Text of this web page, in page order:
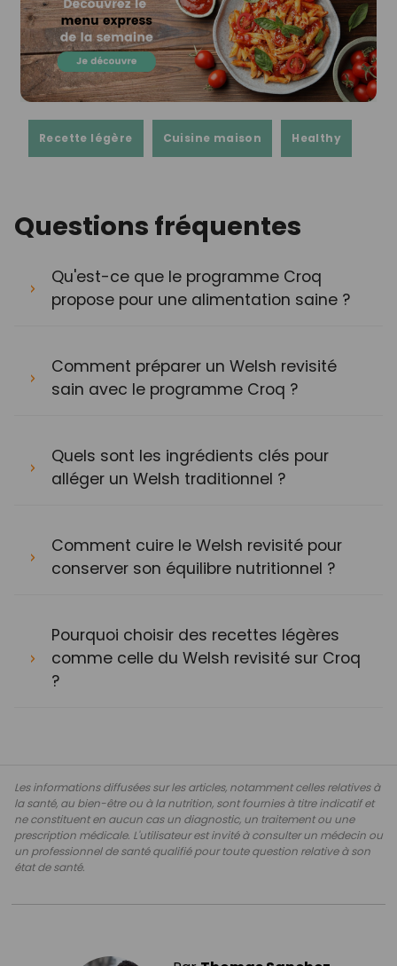
Recette légère Cuisine maison Healthy
Questions fréquentes
Qu'est-ce que le programme Croq
propose pour une alimentation saine ?
Comment préparer un Welsh revisité
sain avec le programme Croq ?
Quels sont les ingrédients clés pour
alléger un Welsh traditionnel ?
Comment cuire le Welsh revisité pour
conserver son équilibre nutritionnel ?
Pourquoi choisir des recettes légères
comme celle du Welsh revisité sur Croq
?
Les informations diffusées sur les articles, notamment celles relatives à
la santé, au bien-être ou à la nutrition, sont fournies à titre indicatif et
ne constituent en aucun cas un diagnostic, un traitement ou une
prescription médicale. L'utilisateur est invité à consulter un médecin ou
un professionnel de santé qualifié pour toute question relative à son
état de santé.